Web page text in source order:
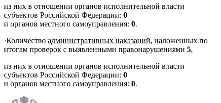
из них в отношении органов исполнительной власти
субъектов Российской Федерации: 0
и органов местного самоуправления: 0.
·Количество административных наказаний, наложенных по
итогам проверок с выявленными правонарушениями 5,
из них в отношении органов исполнительной власти
субъектов Российской Федерации: 0
и органов местного самоуправления: 0.